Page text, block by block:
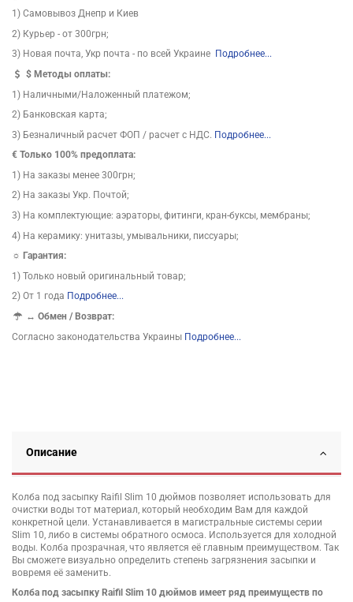
1) Самовывоз Днепр и Киев
2) Курьер - от 300грн;
3) Новая почта, Укр почта - по всей Украине Подробнее...
$ Методы оплаты:
1) Наличными/Наложенный платежом;
2) Банковская карта;
3) Безналичный расчет ФОП / расчет с НДС. Подробнее...
€ Только 100% предоплата:
1) На заказы менее 300грн;
2) На заказы Укр. Почтой;
3) На комплектующие: аэраторы, фитинги, кран-буксы, мембраны;
4) На керамику: унитазы, умывальники, писсуары;
☼ Гарантия:
1) Только новый оригинальный товар;
2) От 1 года Подробнее...
↔Обмен / Возврат:
Согласно законодательства Украины Подробнее...
Описание
Колба под засыпку Raifil Slim 10 дюймов позволяет использовать для
очистки воды тот материал, который необходим Вам для каждой
конкретной цели. Устанавливается в магистральные системы серии
Slim 10, либо в системы обратного осмоса. Используется для холодной
воды. Колба прозрачная, что является её главным преимуществом. Так
Вы сможете визуально определить степень загрязнения засыпки и
вовремя её заменить.
Колба под засыпку Raifil Slim 10 дюймов имеет ряд преимуществ по